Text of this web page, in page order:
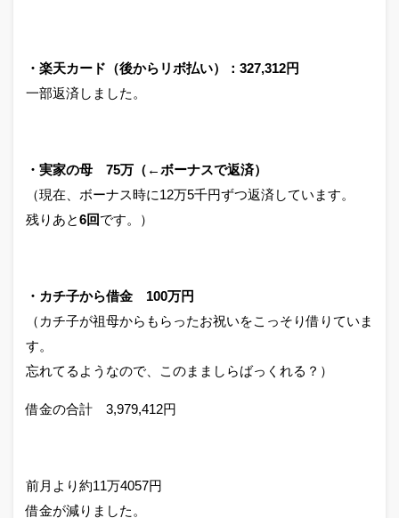
・楽天カード（後からリボ払い）：327,312円
一部返済しました。
・実家の母 75万（←ボーナスで返済）
（現在、ボーナス時に12万5千円ずつ返済しています。
残りあと6回です。）
・カチ子から借金 100万円
（カチ子が祖母からもらったお祝いをこっそり借りていま
す。
忘れてるようなので、このまましらばっくれる？）
借金の合計 3,979,412円
前月より約11万4057円
借金が減りました。